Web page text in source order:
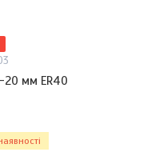
20 мм ER40